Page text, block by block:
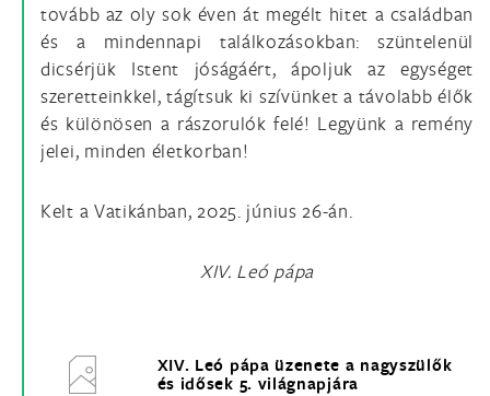
tovább az oly sok éven át megélt hitet a családban
és a mindennapi találkozásokban: szüntelenül
dicsérjük Istent jóságáért, ápoljuk az egységet
szeretteinkkel, tágítsuk ki szívünket a távolabb élők
és különösen a rászorulók felé! Legyünk a remény
jelei, minden életkorban!
Kelt a Vatikánban, 2025. június 26-án.
XIV. Leó pápa
XIV. Leó pápa üzenete a nagyszülők
és idősek 5. világnapjára